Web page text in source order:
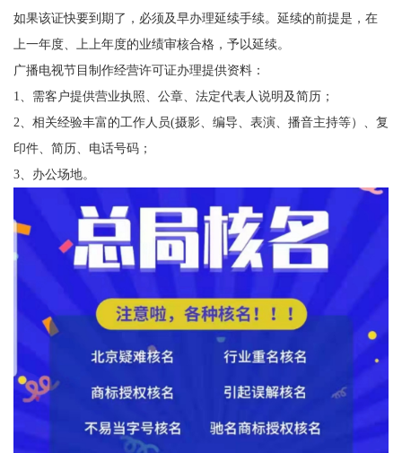
如果该证快要到期了，必须及早办理延续手续。延续的前提是，在
上一年度、上上年度的业绩审核合格，予以延续。
广播电视节目制作经营许可证办理提供资料：
1、需客户提供营业执照、公章、法定代表人说明及简历；
2、相关经验丰富的工作人员(摄影、编导、表演、播音主持等）、复
印件、简历、电话号码；
3、办公场地。